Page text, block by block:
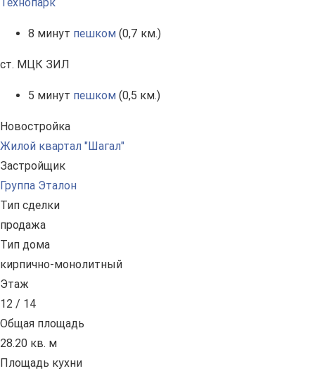
Технопарк
8 минут пешком (0,7 км.)
ст. МЦК ЗИЛ
5 минут пешком (0,5 км.)
Новостройка
Жилой квартал "Шагал"
Застройщик
Группа Эталон
Тип сделки
продажа
Тип дома
кирпично-монолитный
Этаж
12 / 14
Общая площадь
28.20 кв. м
Площадь кухни